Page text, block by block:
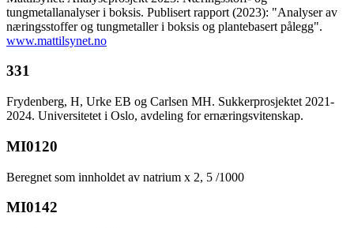
tungmetallanalyser i boksis. Publisert rapport (2023): "Analyser av
næringsstoffer og tungmetaller i boksis og plantebasert pålegg".
www.mattilsynet.no
331
Frydenberg, H, Urke EB og Carlsen MH. Sukkerprosjektet 2021-
2024. Universitetet i Oslo, avdeling for ernæringsvitenskap.
MI0120
Beregnet som innholdet av natrium x 2, 5 /1000
MI0142